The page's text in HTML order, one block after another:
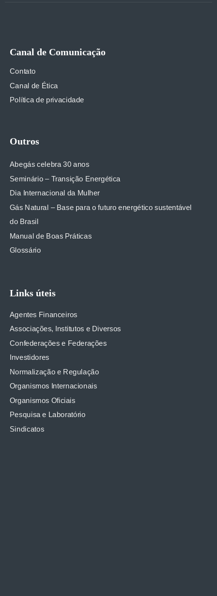
Canal de Comunicação
Contato
Canal de Ética
Política de privacidade
Outros
Abegás celebra 30 anos
Seminário – Transição Energética
Dia Internacional da Mulher
Gás Natural – Base para o futuro energético sustentável
do Brasil
Manual de Boas Práticas
Glossário
Links úteis
Agentes Financeiros
Associações, Institutos e Diversos
Confederações e Federações
Investidores
Normalização e Regulação
Organismos Internacionais
Organismos Oficiais
Pesquisa e Laboratório
Sindicatos